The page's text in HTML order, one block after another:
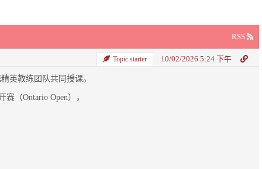
RSS
Topic starter 10/02/2026 5:24 下午
英教练团队共同授课。
（Ontario Open），